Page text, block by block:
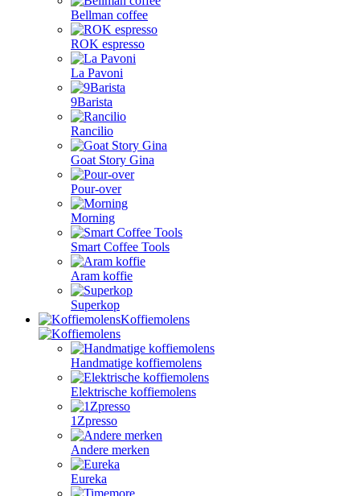
Bellman coffee
ROK espresso
La Pavoni
9Barista
Rancilio
Goat Story Gina
Pour-over
Morning
Smart Coffee Tools
Aram koffie
Superkop
Koffiemolens
Handmatige koffiemolens
Elektrische koffiemolens
1Zpresso
Andere merken
Eureka